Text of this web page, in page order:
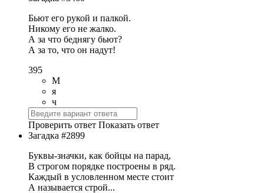
Бьют его рукой и палкой.
Никому его не жалко.
А за что беднягу бьют?
А за то, что он надут!
395
М
я
ч
Проверить ответ Показать ответ
Загадка #2899
Буквы-значки, как бойцы на парад,
В строгом порядке построены в ряд.
Каждый в условленном месте стоит
А называется строй...